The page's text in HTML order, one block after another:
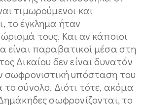
τιμωρούμενοι και
το έγκλημα ήταν
τους. Και αν κάποιοι
είναι παραβατικοί μέσα στη
Δικαίου δεν είναι δυνατόν
σωφρονιστική υπόσταση του
σύνολο. Διότι τότε, ακόμα
σωφρονίζονται, το